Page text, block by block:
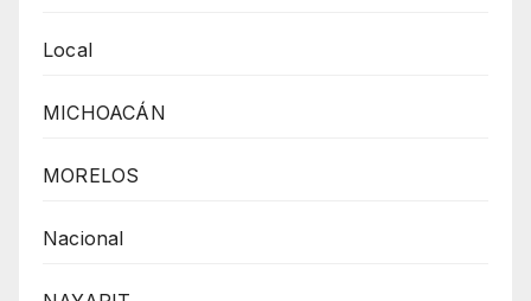
Local
MICHOACÁN
MORELOS
Nacional